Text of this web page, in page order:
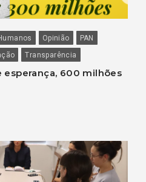
Opinião
PAN
Transparência
esperança, 600 milhões